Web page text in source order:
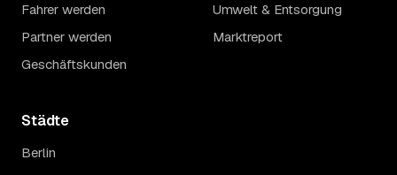
Fahrer werden
Partner werden
Geschäftskunden
Umwelt & Entsorgung
Marktreport
Städte
Berlin